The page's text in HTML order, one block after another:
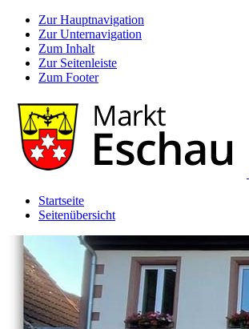
Zur Hauptnavigation
Zur Unternavigation
Zum Inhalt
Zur Seitenleiste
Zum Footer
Startseite
Seitenübersicht